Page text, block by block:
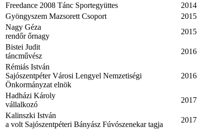
Freedance 2008 Tánc Sportegyüttes
2014
Gyöngyszem Mazsorett Csoport
2015
Nagy Géza
rendőr őrnagy
2015
Bistei Judit
táncművész
2016
Rémiás István
Sajószentpéter Városi Lengyel Nemzetiségi
Önkormányzat elnök
2016
Hadházi Károly
vállalkozó
2017
Kalinszki István
a volt Sajószentpéteri Bányász Fúvószenekar tagja
2017